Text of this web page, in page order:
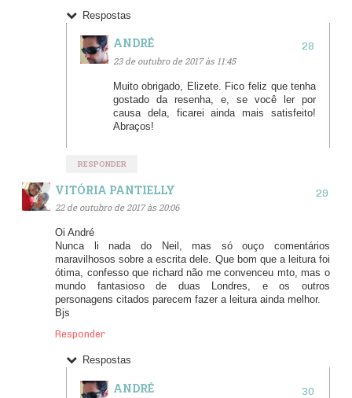
Respostas
ANDRÉ
23 de outubro de 2017 às 11:45
Muito obrigado, Elizete. Fico feliz que tenha
gostado da resenha, e, se você ler por
causa dela, ficarei ainda mais satisfeito!
Abraços!
RESPONDER
VITÓRIA PANTIELLY
22 de outubro de 2017 às 20:06
Oi André
Nunca li nada do Neil, mas só ouço comentários
maravilhosos sobre a escrita dele. Que bom que a leitura foi
ótima, confesso que richard não me convenceu mto, mas o
mundo fantasioso de duas Londres, e os outros
personagens citados parecem fazer a leitura ainda melhor.
Bjs
Responder
Respostas
ANDRÉ